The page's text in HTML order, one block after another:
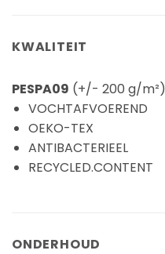
KWALITEIT
PESPA09 (+/- 200 g/m²)
VOCHTAFVOEREND
OEKO-TEX
ANTIBACTERIEEL
RECYCLED.CONTENT
ONDERHOUD